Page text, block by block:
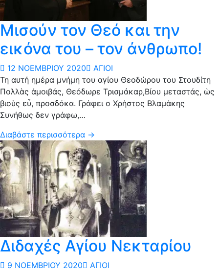
Μισούν τον Θεό και την
εικόνα του – τον άνθρωπο!
12 ΝΟΕΜΒΡΊΟΥ 2020
ΆΓΙΟΙ
Τη αυτή ημέρα μνήμη του αγίου Θεοδώρου του Στουδίτη
Πολλὰς ἀμοιβάς, Θεόδωρε Τρισμάκαρ,Βίου μεταστάς, ὡς
βιοὺς εὖ, προσδόκα. Γράφει ο Χρήστος Βλαμάκης
Συνήθως δεν γράφω,…
Διαβάστε περισσότερα →
Διδαχές Αγίου Νεκταρίου
9 ΝΟΕΜΒΡΊΟΥ 2020
ΆΓΙΟΙ